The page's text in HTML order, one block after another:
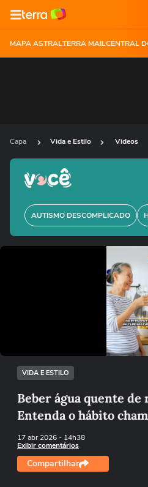
MAPA ASTRALTERRA MAILCENTRAL
Capa Vida e Estilo Videos
AUTISMO DESCOMPLICADO
Não foi possível
Tentar
VIDA E ESTILO
Beber água quente de
Entenda o hábito
17 abr 2026- 14h38
Exibir comentários
Compartilhar